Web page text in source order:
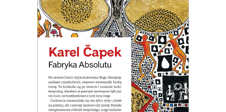
Na terenie Czech wyprodukowano
Boga. Nastała na świecie
nieograniczona obfitość wszystkiego.
Ale okazało się, że ludziom potrzeba
wszystkiego, tylko nie nieograniczonej
obfitości.
39.00zł 19.50zł